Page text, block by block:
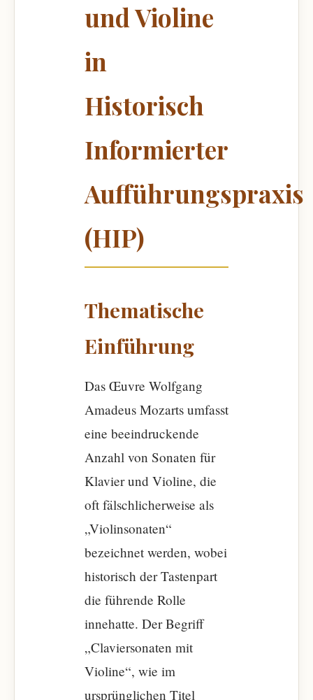
und Violine
in
Historisch
Informierter
Aufführungspraxis
(HIP)
Thematische
Einführung
Das Œuvre Wolfgang
Amadeus Mozarts umfasst
eine beeindruckende
Anzahl von Sonaten für
Klavier und Violine, die
oft fälschlicherweise als
„Violinsonaten“
bezeichnet werden, wobei
historisch der Tastenpart
die führende Rolle
innehatte. Der Begriff
„Claviersonaten mit
Violine“, wie im
ursprünglichen Titel